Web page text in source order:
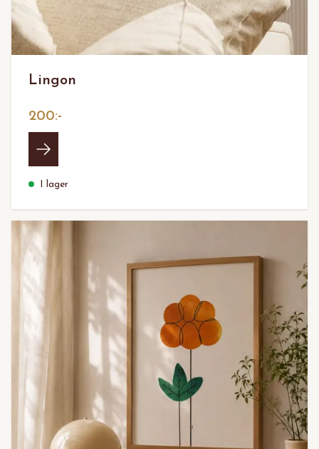
Lingon
200:-
I lager